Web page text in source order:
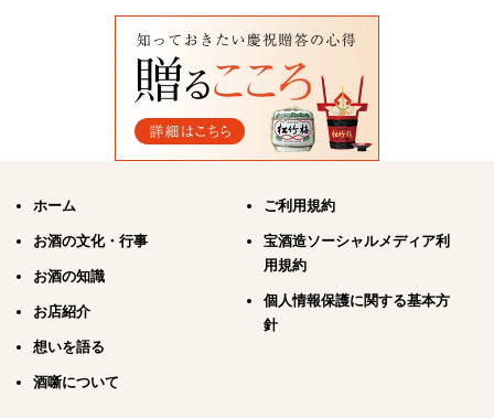
ホーム
お酒の文化・行事
お酒の知識
お店紹介
想いを語る
酒噺について
ご利用規約
宝酒造ソーシャルメディア利
用規約
個人情報保護に関する基本方
針